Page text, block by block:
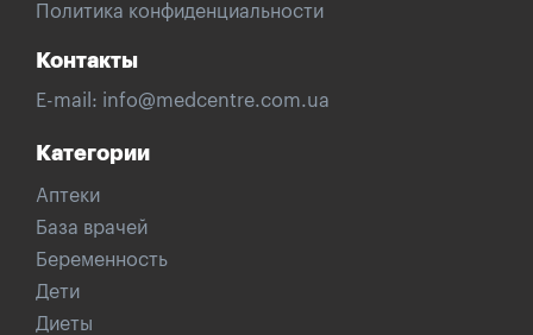
Политика конфиденциальности
Контакты
E-mail: info@medcentre.com.ua
Категории
Аптеки
База врачей
Беременность
Дети
Диеты